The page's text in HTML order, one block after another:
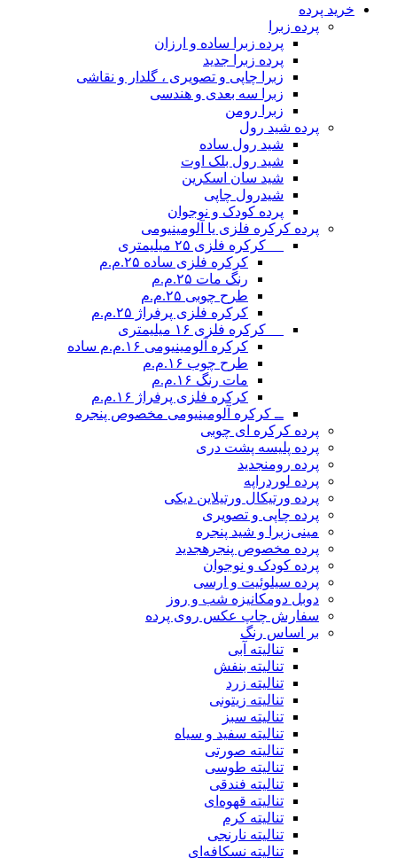
خرید پرده
پرده زبرا
پرده زبرا ساده و ارزان
پرده زبرا جدید
زبرا چاپی و تصویری ، گلدار و نقاشی
زبرا سه بعدی و هندسی
زبرا رومن
پرده شید رول
شید رول ساده
شید رول بلک اوت
شید سان اسکرین
شیدرول چاپی
پرده کودک و نوجوان
پرده کرکره فلزی یا آلومینیومی
__ کرکره فلزی ۲۵ میلیمتری
کرکره فلزی ساده ۲۵.م.م
رنگ مات ۲۵.م.م
طرح چوبی ۲۵.م.م
کرکره فلزی پرفراژ ۲۵.م.م
__ کرکره فلزی ۱۶ میلیمتری
کرکره آلومینیومی ۱۶.م.م ساده
طرح چوب ۱۶.م.م
مات رنگ ۱۶.م.م
کرکره فلزی پرفراژ ۱۶.م.م
ــ کرکره آلومینیومی مخصوص پنجره
پرده کرکره ای چوبی
پرده پلیسه پشت دری
پرده رومنجدید
پرده لوردراپه
پرده ورتیکال ورتیلاین دیکی
پرده چاپی و تصویری
مینی‌زبرا و شید پنجره
پرده مخصوص پنجره جدید
پرده کودک و نوجوان
پرده سیلوئیت و ارسی
دوبل دومکانیزه شب و روز
سفارش چاپ عکس روی پرده
بر اساس رنگ
تنالیته آبی
تنالیته بنفش
تنالیته زرد
تنالیته زیتونی
تنالیته سبز
تنالیته سفید و سیاه
تنالیته صورتی
تنالیته طوسی
تنالیته فندقی
تنالیته قهوه‌ای
تنالیته کرم
تنالیته نارنجی
تنالیته نسکافه‌ای